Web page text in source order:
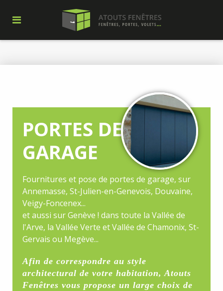
PORTES DE
GARAGE
Fournitures et pose de portes de garage, sur
Annemasse, St-Julien-en-Genevois, Douvaine,
Veigy-Foncenex...
et aussi sur Genève ! dans toute la Vallée de
l'Arve, la Vallée Verte et Vallée de Chamonix, St-
Gervais ou Megève...
Afin de correspondre au style
architectural de votre habitation, Atouts
Fenêtres vous propose un large choix de